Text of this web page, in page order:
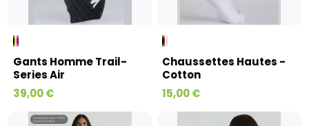
Gants Homme Trail-
Series Air
39,00 €
Chaussettes Hautes -
Cotton
15,00 €